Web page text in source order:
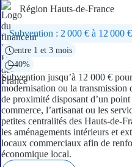
Région Hauts-de-France
Subvention : 2 000 € à 12 000 €
entre 1 et 3 mois
40%
Subvention jusqu’à 12 000 €
modernisation ou la transmission
de proximité disposant d’un
commerce, l’artisanat ou les
petites centralités des Hauts-de-
les aménagements intérieurs et
locaux commerciaux afin de
économique local.